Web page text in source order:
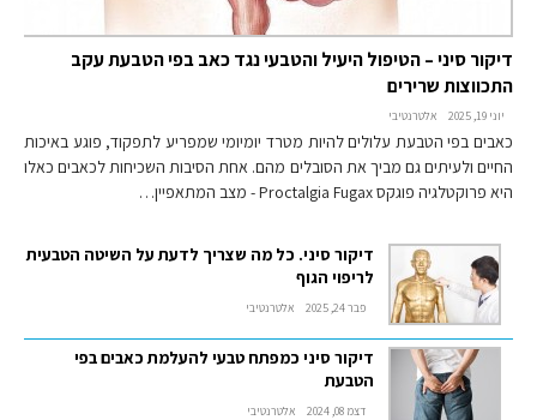
דיקור סיני – הטיפול היעיל והטבעי נגד כאב בפי הטבעת עקב
התכווצות שרירים
יוני 19, 2025 אלטרנטיבי
כאבים בפי הטבעת עלולים להיות מטרד יומיומי שמפריע לתפקוד, פוגע באיכות
החיים ולעיתים גם מביך את הסובלים מהם. אחת הסיבות השכיחות לכאבים כאלו
היא פרוקטלגיה פוגקס Proctalgia Fugax - מצב המתאפיין…
דיקור סיני. כל מה שצריך לדעת על השיטה הטבעית
לריפוי הגוף
פבר 24, 2025 אלטרנטיבי
דיקור סיני כמפתח טבעי להעלמת כאבים בפי
הטבעת
דצמ 08, 2024 אלטרנטיבי